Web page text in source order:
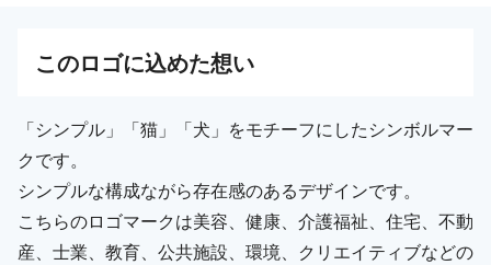
このロゴに込めた想い
「シンプル」「猫」「犬」をモチーフにしたシンボルマー
クです。
シンプルな構成ながら存在感のあるデザインです。
こちらのロゴマークは美容、健康、介護福祉、住宅、不動
産、士業、教育、公共施設、環境、クリエイティブなどの